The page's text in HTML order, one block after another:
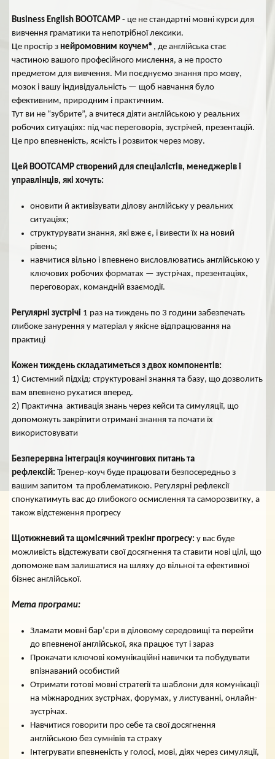
Business English BOOTCAMP- це не стандартні мовні курси для
вивчення граматики та непотрібної лексики.
Це простір з нейромовним коучем® , де англійська стає
частиною вашого професійного мислення, а не просто
предметом для вивчення. Ми поєднуємо знання про мову,
мозок і вашу індивідуальність — щоб навчання було
ефективним, природним і практичним.
Тут ви не “зубрите”, а вчитеся діяти англійською у реальних
робочих ситуаціях: під час переговорів, зустрічей, презентацій.
Це про впевненість, ясність і розвиток через мову.
Цей BOOTCAMP створений для спеціалістів, менеджерів і
управлінців, які хочуть:
оновити й активізувати ділову англійську у реальних
ситуаціях;
структурувати знання, які вже є, і вивести їх на новий
рівень;
навчитися вільно і впевнено висловлюватись англійською у
ключових робочих форматах — зустрічах, презентаціях,
переговорах, командній взаємодії.
Регулярні зустрічі 1 раз на тиждень по 3 години забезпечать
глибоке занурення у матеріал у якісне відпрацювання на
практиці
Кожен тиждень складатиметься з двох компонентів:
1) Системний підхід: структуровані знання та базу, що дозволить
вам впевнено рухатися вперед.
2) Практична активація знань через кейси та симуляції, що
допоможуть закріпити отримані знання та почати їх
використовувати
Безперервна інтеграція коучингових питань та
рефлексій:Тренер-коуч буде працювати безпосередньо з
вашим запитом та проблематикою. Регулярні рефлексії
спонукатимуть вас до глибокого осмислення та саморозвитку, а
також відстеження прогресу
Щотижневий та щомісячний трекінг прогресу: у вас буде
можливість відстежувати свої досягнення та ставити нові цілі, що
допоможе вам залишатися на шляху до вільної та ефективної
бізнес англійської.
Мета програми:
Зламати мовні бар’єри в діловому середовищі та перейти
до впевненої англійської, яка працює тут і зараз
Прокачати ключові комунікаційні навички та побудувати
впізнаваний особистий
Отримати готові мовні стратегії та шаблони для комунікації
на міжнародних зустрічах, форумах, у листуванні, онлайн-
зустрічах.
Навчитися говорити про себе та свої досягнення
англійською без сумнівів та страху
Інтегрувати впевненість у голосі, мові, діях через симуляції,